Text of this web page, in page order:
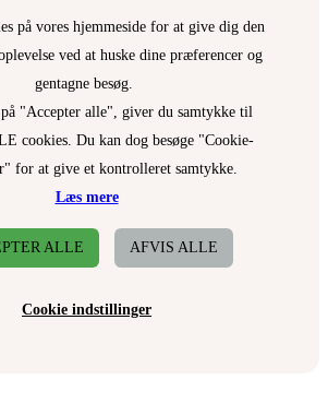
på vores hjemmeside for at give dig den
ved at huske dine præferencer og
gentagne besøg.
"Accepter alle", giver du samtykke til
cookies. Du kan dog besøge "Cookie-
for at give et kontrolleret samtykke.
Læs mere
ALLE AFVIS ALLE
Cookie indstillinger